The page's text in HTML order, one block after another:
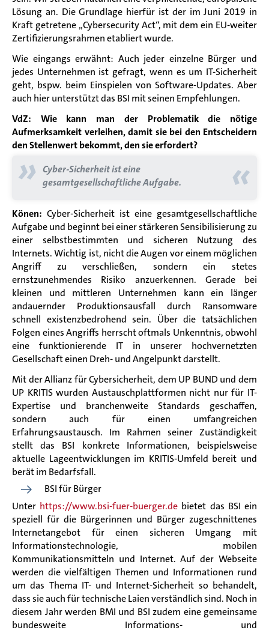
Lösung an. Die Grundlage hierfür ist der im Juni 2019 in
Kraft getretene „Cybersecurity Act“, mit dem ein EU-weiter
Zertifizierungsrahmen etabliert wurde.
Wie eingangs erwähnt: Auch jeder einzelne Bürger und
jedes Unternehmen ist gefragt, wenn es um IT-Sicherheit
geht, bspw. beim Einspielen von Software-Updates. Aber
auch hier unterstützt das BSI mit seinen Empfehlungen.
VdZ: Wie kann man der Problematik die nötige
Aufmerksamkeit verleihen, damit sie bei den Entscheidern
den Stellenwert bekommt, den sie erfordert?
» Cyber-Sicherheit ist eine
gesamtgesellschaftliche Aufgabe.
«
Könen: Cyber-Sicherheit ist eine gesamtgesellschaftliche
Aufgabeund beginnt bei einer stärkeren Sensibilisierung zu
einer selbstbestimmten und sicheren Nutzung des
Internets. Wichtig ist, nicht die Augen vor einem möglichen
Angriff zu verschließen, sondern ein stetes
ernstzunehmendes Risiko anzuerkennen. Gerade bei
kleinen und mittleren Unternehmen kann ein länger
andauernder Produktionsausfall durch Ransomware
schnell existenzbedrohend sein. Über die tatsächlichen
Folgen eines Angriffs herrscht oftmals Unkenntnis, obwohl
eine funktionierende IT in unserer hochvernetzten
Gesellschaft einen Dreh- und Angelpunkt darstellt.
Mit der Allianz für Cybersicherheit, dem UP BUND und dem
UP KRITIS wurden Austauschplattformen nicht nur für IT-
Expertise und branchenweite Standards geschaffen,
sondern auch für einen umfangreichen
Erfahrungsaustausch. Im Rahmen seiner Zuständigkeit
stellt das BSI konkrete Informationen, beispielsweise
aktuelle Lageentwicklungen im KRITIS-Umfeld bereit und
berät im Bedarfsfall.
BSI für Bürger
Unter https://www.bsi-fuer-buerger.de bietet das BSI ein
speziell für die Bürgerinnen und Bürger zugeschnittenes
Internetangebot für einen sicheren Umgang mit
Informationstechnologie, mobilen
Kommunikationsmitteln und Internet. Auf der Webseite
werden die vielfältigen Themen und Informationen rund
um das Thema IT- und Internet-Sicherheit so behandelt,
dass sie auch für technische Laien verständlich sind. Noch in
diesem Jahr werden BMI und BSI zudem eine gemeinsame
bundesweite Informations- und